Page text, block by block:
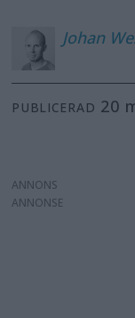
Johan
PUBLICERAD 20
ANNONS